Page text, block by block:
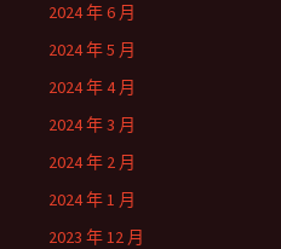
2024 年 6 月
2024 年 5 月
2024 年 4 月
2024 年 3 月
2024 年 2 月
2024 年 1 月
2023 年 12 月